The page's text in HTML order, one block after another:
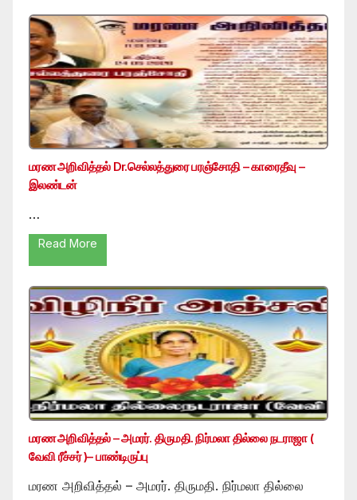
மரண அறிவித்தல் Dr.செல்லத்துரை பரஞ்சோதி – காரைதீவு –
இலண்டன்
…
Read More
மரண அறிவித்தல் – அமரர். திருமதி. நிர்மலா தில்லை நடராஜா (
வேவி ரீச்சர் )– பாண்டிருப்பு
மரண அறிவித்தல் – அமரர். திருமதி. நிர்மலா தில்லை